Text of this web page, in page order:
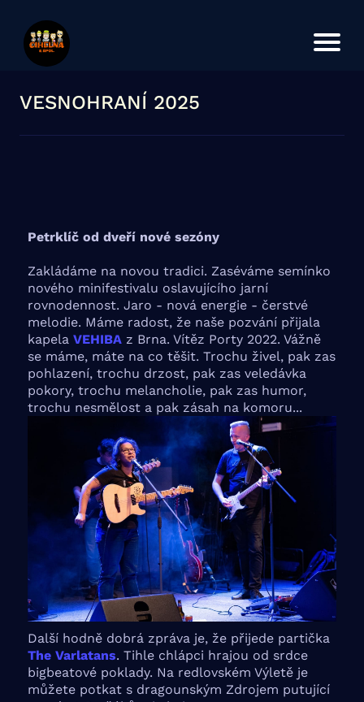
VESNOHRANÍ 2025
Petrklíč od dveří nové sezóny
Zakládáme na novou tradici. Zaséváme semínko
nového minifestivalu oslavujícího jarní
rovnodennost. Jaro - nová energie - čerstvé
melodie. Máme radost, že naše pozvání přijala
kapela VEHIBA z Brna. Vítěz Porty 2022. Vážně
se máme, máte na co těšit. Trochu živel, pak zas
pohlazení, trochu drzost, pak zas veledávka
pokory, trochu melancholie, pak zas humor,
trochu nesmělost a pak zásah na komoru...
Další hodně dobrá zpráva je, že přijede partička
The Varlatans. Tihle chlápci hrajou od srdce
bigbeatové poklady. Na redlovském Výletě je
můžete potkat s dragounským Zdrojem putující